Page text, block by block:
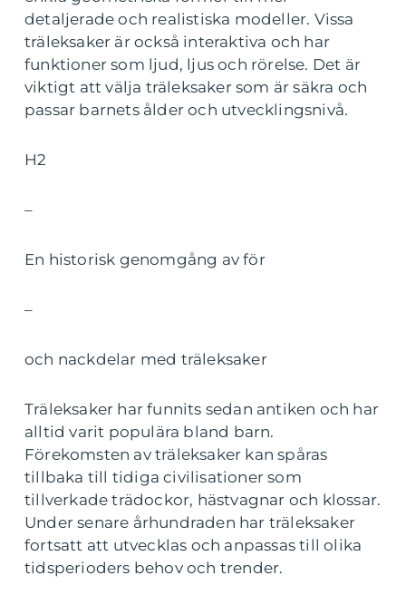
detaljerade och realistiska modeller. Vissa
träleksaker är också interaktiva och har
funktioner som ljud, ljus och rörelse. Det är
viktigt att välja träleksaker som är säkra och
passar barnets ålder och utvecklingsnivå.
H2
–
En historisk genomgång av för
–
och nackdelar med träleksaker
Träleksaker har funnits sedan antiken och har
alltid varit populära bland barn.
Förekomsten av träleksaker kan spåras
tillbaka till tidiga civilisationer som
tillverkade trädockor, hästvagnar och klossar.
Under senare århundraden har träleksaker
fortsatt att utvecklas och anpassas till olika
tidsperioders behov och trender.